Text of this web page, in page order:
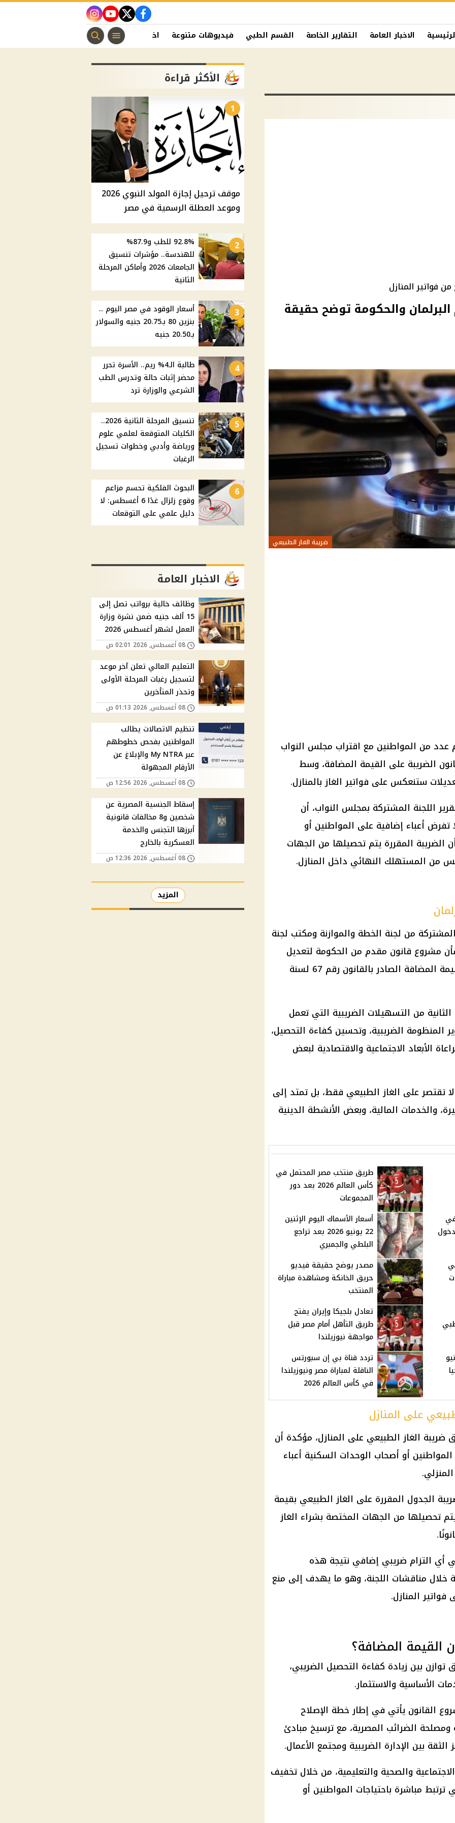
facebook
twitter
youtube
instagram
الاخبار العامة التقارير الخاصة القسم الطبي فيديوهات متنوعة اخبار الفن منوعات مسيحية
فواتير المنازل
البرلمان والحكومة توضح حقيقة
ضريبة الغاز الطبيعي
عدد من المواطنين مع اقتراب مجلس النواب
الضريبة على القيمة المضافة، وسط
ستنعكس على فواتير الغاز بالمنازل.
اللجنة المشتركة بمجلس النواب، أن
تفرض أعباء إضافية على المواطنين أو
المقررة يتم تحصيلها من الجهات
من المستهلك النهائي داخل المنازل.
من لجنة الخطة والموازنة ومكتب لجنة
مشروع قانون مقدم من الحكومة لتعديل
بعض أحكام قانون الضريبة على القيمة المضافة الصادر بالقانون رقم 67 لسنة
من التسهيلات الضريبية التي تعمل
الضريبية، وتحسين كفاءة التحصيل،
الأبعاد الاجتماعية والاقتصادية لبعض
تقتصر على الغاز الطبيعي فقط، بل تمتد إلى
والخدمات المالية، وبعض الأنشطة الدينية
طريق منتخب مصر المحتمل في
كأس العالم 2026 بعد دور
المجموعات
دخول
أسعار الأسماك اليوم الإثنين
22 يونيو 2026 بعد تراجع
البلطي والجمبري
مصدر يوضح حقيقة فيديو
حريق الخانكة ومشاهدة مباراة
المنتخب
تعادل بلجيكا وإيران يفتح
طريق التأهل أمام مصر قبل
مواجهة نيوزيلندا
22 يونيو
تردد قناة بي إن سبورتس
الناقلة لمباراة مصر ونيوزيلندا
في كأس العالم 2026
على المنازل
الغاز الطبيعي على المنازل، مؤكدة أن
أو أصحاب الوحدات السكنية أعباء
الجدول المقررة على الغاز الطبيعي بقيمة
تحصيلها من الجهات المختصة بشراء الغاز
أي التزام ضريبي إضافي نتيجة هذه
خلال مناقشات اللجنة، وهو ما يهدف إلى منع
المنازل.
القيمة المضافة؟
بين زيادة كفاءة التحصيل الضريبي،
الأساسية والاستثمار.
القانون يأتي في إطار خطة الإصلاح
ومصلحة الضرائب المصرية، مع ترسيخ مبادئ
الثقة بين الإدارة الضريبية ومجتمع الأعمال.
والصحية والتعليمية، من خلال تخفيف
مباشرة باحتياجات المواطنين أو
الأكثر قراءة
1
موقف ترحيل إجازة المولد النبوي 2026
وموعد العطلة الرسمية في مصر
2
92.8% للطب و87.9%
للهندسة.. مؤشرات تنسيق
الجامعات 2026 وأماكن المرحلة
الثانية
3
أسعار الوقود في مصر اليوم ..
بنزين 80 بـ20.75 جنيه والسولار
بـ20.50 جنيه
4
طالبة الـ4% ريم.. الأسرة تحرر
محضر إثبات حالة وتدرس الطب
الشرعي والوزارة ترد
5
تنسيق المرحلة الثانية 2026..
الكليات المتوقعة لعلمي علوم
ورياضة وأدبي وخطوات تسجيل
الرغبات
6
البحوث الفلكية تحسم مزاعم
وقوع زلزال غدًا 6 أغسطس: لا
دليل علمي على التوقعات
الاخبار العامة
وظائف خالية برواتب تصل إلى
15 ألف جنيه ضمن نشرة وزارة
العمل لشهر أغسطس 2026
08 أغسطس, 2026 02:01 ص
التعليم العالي تعلن آخر موعد
لتسجيل رغبات المرحلة الأولى
وتحذر المتأخرين
08 أغسطس, 2026 01:13 ص
تنظيم الاتصالات يطالب
المواطنين بفحص خطوطهم
عبر My NTRA والإبلاغ عن
الأرقام المجهولة
08 أغسطس, 2026 12:56 ص
إسقاط الجنسية المصرية عن
شخصين و8 مخالفات قانونية
أبرزها التجنس والخدمة
العسكرية بالخارج
08 أغسطس, 2026 12:36 ص
المزيد